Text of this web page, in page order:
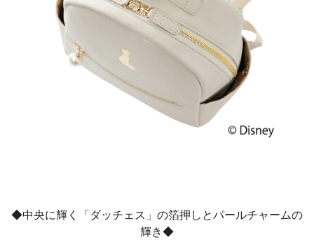
◆中央に輝く「ダッチェス」の箔押しとパールチャームの
輝き◆